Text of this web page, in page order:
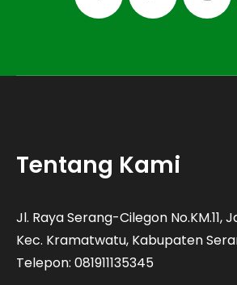
Tentang Kami
Jl. Raya Serang-Cilegon No.KM.11,
Kec. Kramatwatu, Kabupaten
Telepon: 081911135345